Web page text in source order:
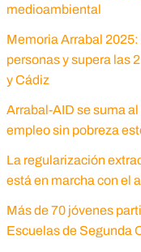
medioambiental
Memoria Arrabal
personas y supera las
y Cádiz
Arrabal-AID se suma
empleo sin pobreza
La regularización
está en marcha con el
Más de 70 jóvenes
Escuelas de Segunda